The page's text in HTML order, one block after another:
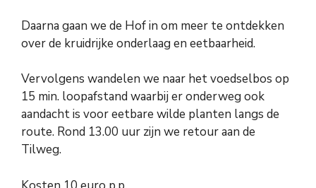
Daarna gaan we de Hof in om meer te ontdekken
over de kruidrijke onderlaag en eetbaarheid.
Vervolgens wandelen we naar het voedselbos op
15 min. loopafstand waarbij er onderweg ook
aandacht is voor eetbare wilde planten langs de
route. Rond 13.00 uur zijn we retour aan de
Tilweg.